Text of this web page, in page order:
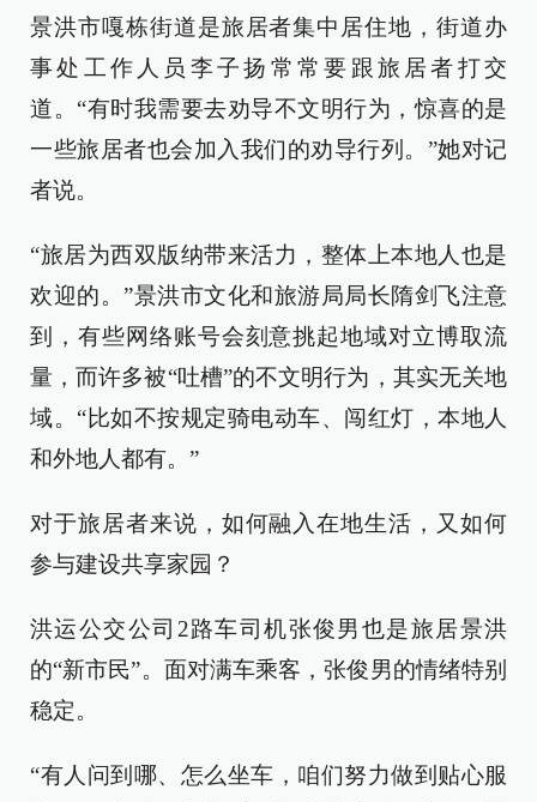
景洪市嘎栋街道是旅居者集中居住地，街道办
事处工作人员李子扬常常要跟旅居者打交
道。“有时我需要去劝导不文明行为，惊喜的是
一些旅居者也会加入我们的劝导行列。”她对记
者说。
“旅居为西双版纳带来活力，整体上本地人也是
欢迎的。”景洪市文化和旅游局局长隋剑飞注意
到，有些网络账号会刻意挑起地域对立博取流
量，而许多被“吐槽”的不文明行为，其实无关地
域。“比如不按规定骑电动车、闯红灯，本地人
和外地人都有。”
对于旅居者来说，如何融入在地生活，又如何
参与建设共享家园？
洪运公交公司2路车司机张俊男也是旅居景洪
的“新市民”。面对满车乘客，张俊男的情绪特别
稳定。
“有人问到哪、怎么坐车，咱们努力做到贴心服